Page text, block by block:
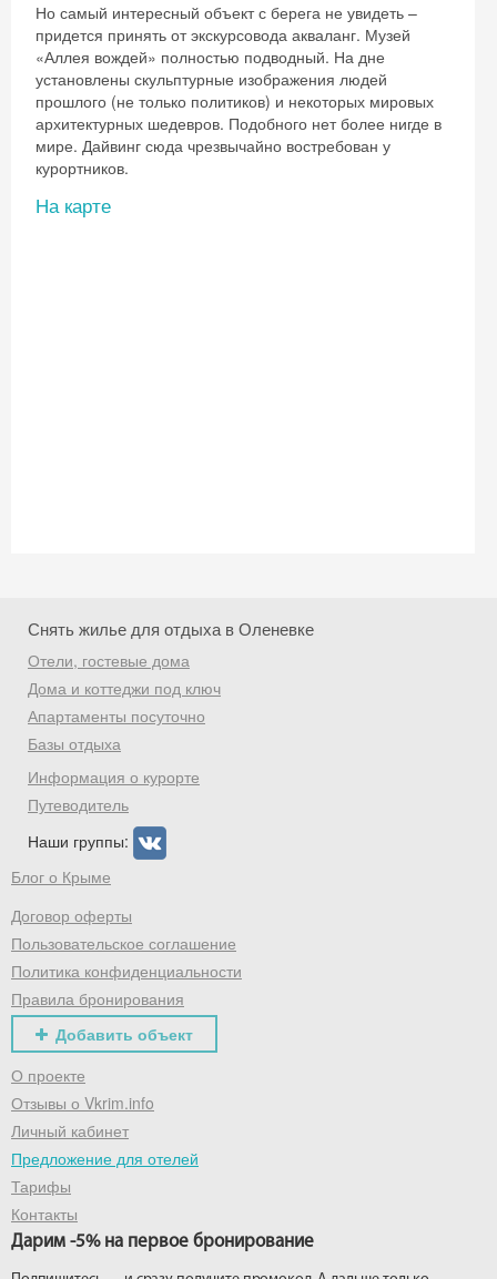
Но самый интересный объект с берега не увидеть –
придется принять от экскурсовода акваланг. Музей
«Аллея вождей» полностью подводный. На дне
установлены скульптурные изображения людей
прошлого (не только политиков) и некоторых мировых
архитектурных шедевров. Подобного нет более нигде в
мире. Дайвинг сюда чрезвычайно востребован у
курортников.
На карте
Снять жилье для отдыха в Оленевке
Отели, гостевые дома
Дома и коттеджи под ключ
Апартаменты посуточно
Базы отдыха
Информация о курорте
Путеводитель
Наши группы:
Блог о Крыме
Договор оферты
Пользовательское соглашение
Политика конфиденциальности
Правила бронирования
Добавить объект
О проекте
Отзывы о Vkrim.info
Личный кабинет
Предложение для отелей
Тарифы
Контакты
Дарим -5% на первое бронирование